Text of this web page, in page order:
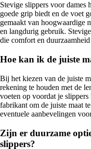
Stevige slippers voor dames
goede grip biedt en de voet
gemaakt van hoogwaardige
en langdurig gebruik.
die comfort en
Hoe kan ik de juiste
Bij het kiezen van de juiste
rekening te houden met de
voeten op voordat je
fabrikant om de juiste maat
eventuele aanbevelingen
Zijn er duurzame
slippers?